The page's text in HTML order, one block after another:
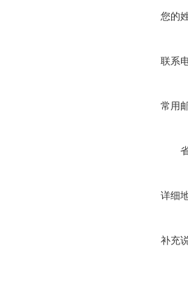
您的
联系
常用
详细
补充